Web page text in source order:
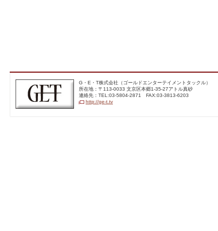
G・E・T株式会社（ゴー
ルドエンターテイメントテ
レビジョン）
G・E・T株式会社（ゴールドエンターテイメントタックル）
所在地：〒113‐0033 文京区本郷1-35-27アトル真砂
連絡先：TEL:03-5804-2871 FAX:03-3813-6203
http://ge-t.tv